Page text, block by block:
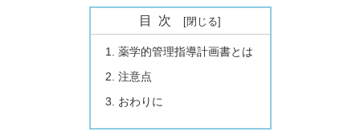
目次
薬学的管理指導計画書とは
注意点
おわりに